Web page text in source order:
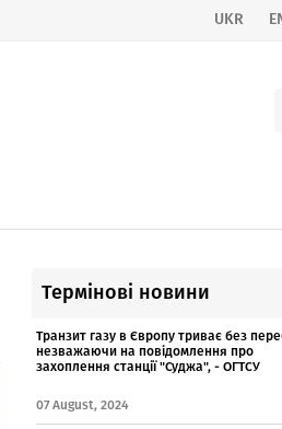
UKR
Термінові новини
Транзит газу в Європу триває без
незважаючи на повідомлення про
захоплення станції "Суджа", - ОГТСУ
07 August, 2024